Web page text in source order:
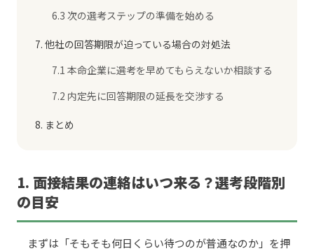
6.3 次の選考ステップの準備を始める
7. 他社の回答期限が迫っている場合の対処法
7.1 本命企業に選考を早めてもらえないか相談する
7.2 内定先に回答期限の延長を交渉する
8. まとめ
1. 面接結果の連絡はいつ来る？選考段階別
の目安
まずは「そもそも何日くらい待つのが普通なのか」を押